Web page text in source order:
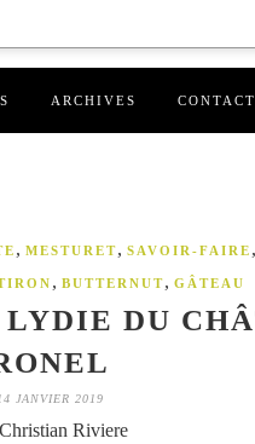
ARCHIVES CONTACT
, MESTURET, SAVOIR-FAIRE ,
, BUTTERNUT, GÂTEAU
DU
JANVIER 2019
Riviere